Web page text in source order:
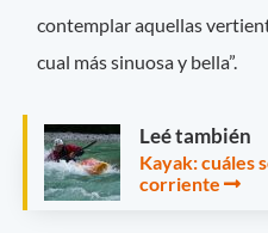
contemplar aquellas
cual más sinuosa y bella”.
Leé también
Kayak: cuáles
corriente